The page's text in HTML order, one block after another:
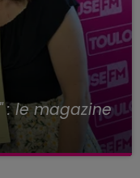
: le magazine